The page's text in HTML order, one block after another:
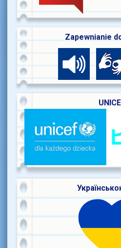
Zapewnianie